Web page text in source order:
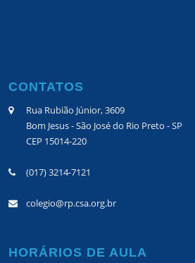
CONTATOS
Rua Rubião Júnior, 3609
Bom Jesus - São José do Rio Preto - SP
CEP 15014-220
(017) 3214-7121
colegio@rp.csa.org.br
HORÁRIOS DE AULA